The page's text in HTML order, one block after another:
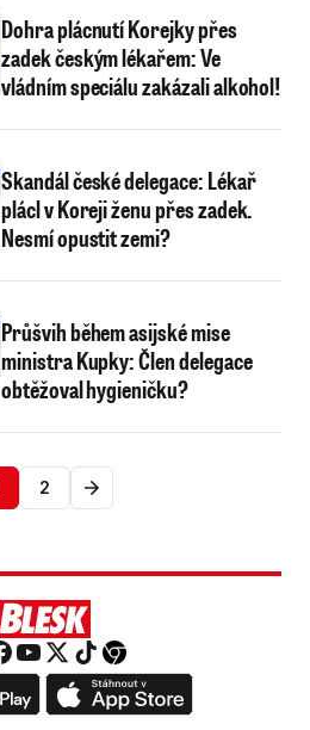
Dohra plácnutí Korejky přes
zadek českým lékařem: Ve
vládním speciálu zakázali alkohol!
Skandál české delegace: Lékař
plácl v Koreji ženu přes zadek.
Nesmí opustit zemi?
Průšvih během asijské mise
ministra Kupky: Člen delegace
obtěžoval hygieničku?
2